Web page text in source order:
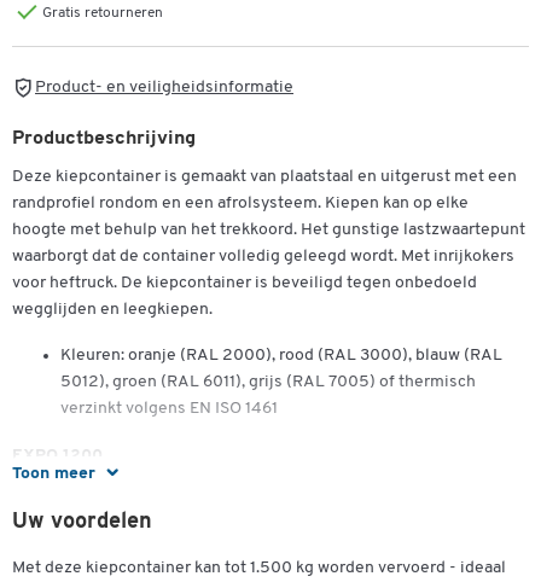
Gratis retourneren
Product- en veiligheidsinformatie
Toon meer
Productbeschrijving
Deze kiepcontainer is gemaakt van plaatstaal en uitgerust met een
randprofiel rondom en een afrolsysteem. Kiepen kan op elke
hoogte met behulp van het trekkoord. Het gunstige lastzwaartepunt
waarborgt dat de container volledig geleegd wordt. Met inrijkokers
voor heftruck. De kiepcontainer is beveiligd tegen onbedoeld
wegglijden en leegkiepen.
Kleuren: oranje (RAL 2000), rood (RAL 3000), blauw (RAL
5012), groen (RAL 6011), grijs (RAL 7005) of thermisch
verzinkt volgens EN ISO 1461
EXPO 1200
Buitenafm. (lxbxh): 1720 x 1070 x 1103 mm
Uw voordelen
Met deze kiepcontainer kan tot 1.500 kg worden vervoerd - ideaal